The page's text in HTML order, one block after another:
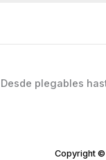
Desde plegables
Copyright ©